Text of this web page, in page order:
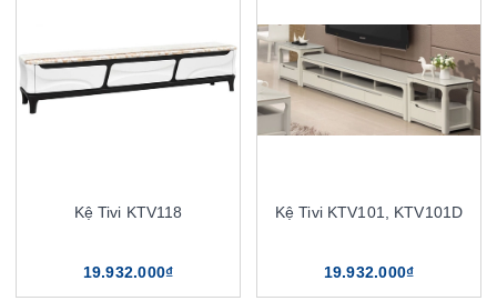
Kệ Tivi KTV118
19.932.000₫
Kệ Tivi KTV101, KTV101D
19.932.000₫